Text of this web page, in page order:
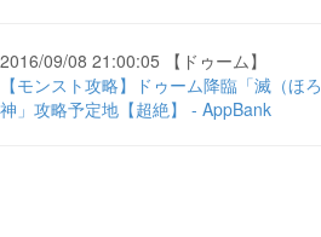
2016/09/08 21:00:05 【ドゥーム】
【モンスト攻略】ドゥーム降臨「滅（ほ
神」攻略予定地【超絶】 - AppBank